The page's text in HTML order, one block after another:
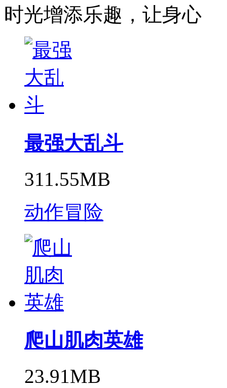
时光增添乐趣，让身心
最强大乱斗
311.55MB
动作冒险
爬山肌肉英雄
23.91MB